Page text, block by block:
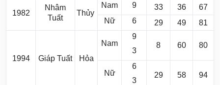
1982
Nhâm
Tuất
Thủy
Nam 9 33 36
67
Nữ
6 29 49 81
1994 Giáp Tuất Hỏa
Nam
9
3
8 60 80
Nữ
6
3
29 58 94